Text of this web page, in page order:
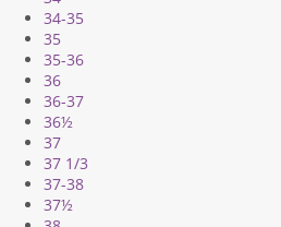
34-35
35
35-36
36
36-37
36½
37
37 1/3
37-38
37½